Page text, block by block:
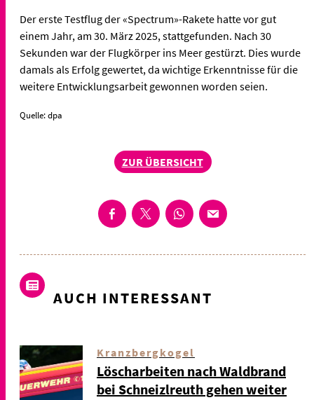
Der erste Testflug der «Spectrum»-Rakete hatte vor gut
einem Jahr, am 30. März 2025, stattgefunden. Nach 30
Sekunden war der Flugkörper ins Meer gestürzt. Dies wurde
damals als Erfolg gewertet, da wichtige Erkenntnisse für die
weitere Entwicklungsarbeit gewonnen worden seien.
Quelle: dpa
ZUR ÜBERSICHT
AUCH INTERESSANT
Kranzbergkogel
Löscharbeiten nach Waldbrand
bei Schneizlreuth gehen weiter